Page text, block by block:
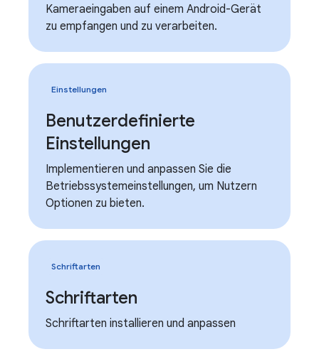
Kameraeingaben auf einem Android-Gerät
zu empfangen und zu verarbeiten.
Einstellungen
Benutzerdefinierte
Einstellungen
Implementieren und anpassen Sie die
Betriebssystemeinstellungen, um Nutzern
Optionen zu bieten.
Schriftarten
Schriftarten
Schriftarten installieren und anpassen